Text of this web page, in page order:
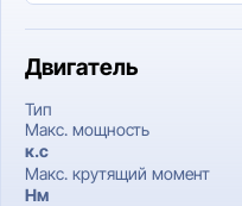
Двигатель
Тип
Макс. мощность
к.c
Макс. крутящий момент
Нм